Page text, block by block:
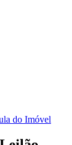
do Imóvel